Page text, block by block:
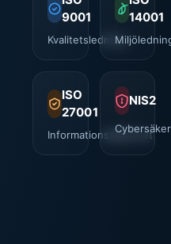
9001
Kvalitetsledning
14001
ISO
27001
Informationssäkerhet
NIS2